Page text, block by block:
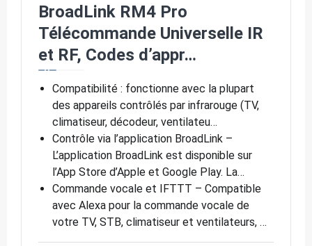
BroadLink RM4 Pro
Télécommande Universelle IR
et RF, Codes d’appr…
Compatibilité : fonctionne avec la plupart
des appareils contrôlés par infrarouge (TV,
climatiseur, décodeur, ventilateu…
Contrôle via l’application BroadLink –
L’application BroadLink est disponible sur
l’App Store d’Apple et Google Play. La…
Commande vocale et IFTTT – Compatible
avec Alexa pour la commande vocale de
votre TV, STB, climatiseur et ventilateurs, …